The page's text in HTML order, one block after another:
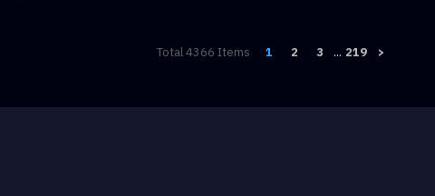
Total4366 Items 1 2 3 ... 219 >